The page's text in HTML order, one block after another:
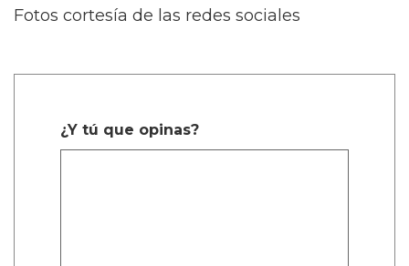
Fotos cortesía de las redes sociales
¿Y tú que opinas?